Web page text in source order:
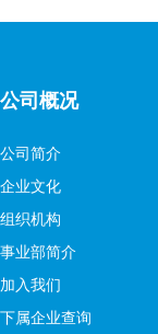
公司概况
公司简介
企业文化
组织机构
事业部简介
加入我们
下属企业查询